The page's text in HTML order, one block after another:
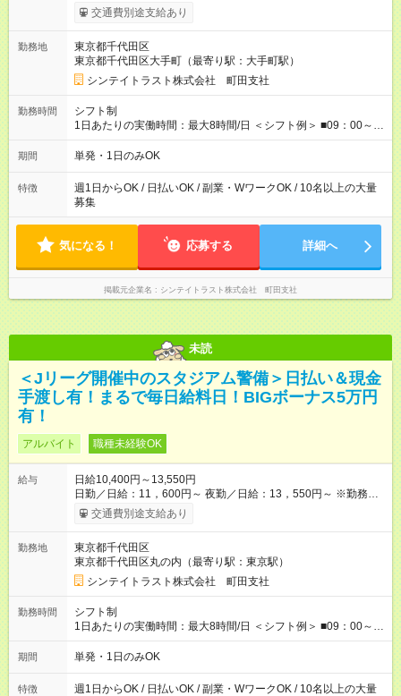
が週2日以下の場合 日勤／日給：10，400円 夜勤／日給：12，
350円 ■交通費別途全額支給 ※規定あり ■支払方法：日払い └日
⇒希望をお聞かせください♪ ■各種資格手当あり ■残業手当あり ■
日給保障あり └早く終わっても”全額”支給！ ・－・－・ ≪ 法定
研修 ≫ 研修時の給与： 日給10，000円×3日間（24時間） ＝研
修費として合計30，000円支給 ＋交通費全額支給 ※規定あり
【試用期間】試用期間なし
交通費別途支給あり
勤務地
東京都千代田区
東京都千代田区大手町（最寄り駅：大手町駅）
シンテイトラスト株式会社 町田支社
勤務時間
シフト制
1日あたりの実働時間：最大8時間/日 ＜シフト例＞ ■09：00～
18：00 ■20：00～翌5：00 など！ 上記時間内で、 実働8時
間・休憩1時間／日
期間 単発・1日のみOK
特徴
週1日からOK / 日払いOK / 副業・WワークOK / 10名以上の大量
募集
気になる！ 応募する 詳細へ
掲載元企業名 シンテイトラスト株式会社 町田支社
未読
＜Jリーグ開催中のスタジアム警備＞日払い＆現金
手渡し有！まるで毎日給料日！BIGボーナス5万円
有！
アルバイト 職種未経験OK
給与
日給10,400円～13,550円
日勤／日給：11，600円～ 夜勤／日給：13，550円～ ※勤務数
が週2日以下の場合 日勤／日給：10，400円 夜勤／日給：12，
350円 ■交通費別途全額支給 ※規定あり ■支払方法：日払い └日
⇒希望をお聞かせください♪ ■各種資格手当あり ■残業手当あり ■
日給保障あり └早く終わっても”全額”支給！ ・－・－・ ≪ 法定
研修 ≫ 研修時の給与： 日給10，000円×3日間（24時間） ＝研
修費として合計30，000円支給 ＋交通費全額支給 ※規定あり
【試用期間】試用期間なし
交通費別途支給あり
勤務地
東京都千代田区
東京都千代田区丸の内（最寄り駅：東京駅）
シンテイトラスト株式会社 町田支社
勤務時間
シフト制
1日あたりの実働時間：最大8時間/日 ＜シフト例＞ ■09：00～
18：00 ■20：00～翌5：00 など！ 上記時間内で、 実働8時
間・休憩1時間／日
期間 単発・1日のみOK
特徴
週1日からOK / 日払いOK / 副業・WワークOK / 10名以上の大量